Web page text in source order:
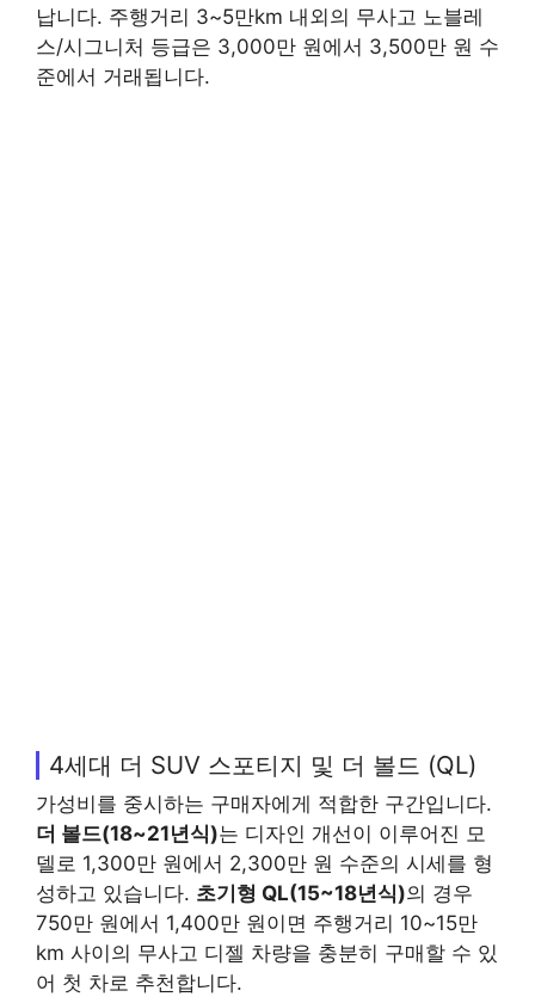
납니다. 주행거리 3~5만km 내외의 무사고 노블레
스/시그니처 등급은 3,000만 원에서 3,500만 원 수
준에서 거래됩니다.
4세대 더 SUV 스포티지 및 더 볼드 (QL)
가성비를 중시하는 구매자에게 적합한 구간입니다.
더 볼드(18~21년식)는 디자인 개선이 이루어진 모
델로 1,300만 원에서 2,300만 원 수준의 시세를 형
성하고 있습니다. 초기형 QL(15~18년식)의 경우
750만 원에서 1,400만 원이면 주행거리 10~15만
km 사이의 무사고 디젤 차량을 충분히 구매할 수 있
어 첫 차로 추천합니다.